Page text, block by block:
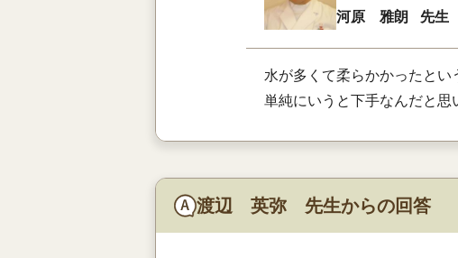
河原 雅朗 先生
水が多くて柔らかかったとい
単純にいうと下手なんだと思
渡辺 英弥 先生からの回答